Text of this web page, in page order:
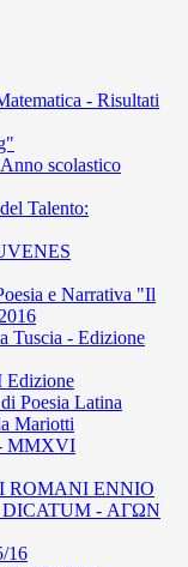
- Risultati
scolastico
Talento:
e Narrativa "Il
Tuscia - Edizione
Edizione
Poesia Latina
Mariotti
MMXVI
ROMANI ENNIO
DICATUM - ΑΓΩΝ
16